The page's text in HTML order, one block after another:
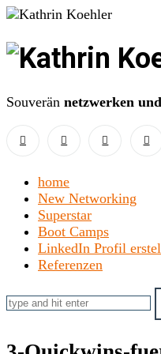
Kathrin
Koehler
Souverän netzwerken
home
New Networking
Superstar
Boot Camps
LinkedIn Profil
Referenzen